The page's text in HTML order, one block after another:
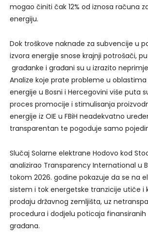
mogao činiti čak 12% od iznosa računa
energiju.
Dok troškove naknade za subvencije u
izvora energije snose krajnji potrošači,
građanke i građani su u izrazito
Analize koje prate probleme u
energije u Bosni i Hercegovini više puta
proces promocije i stimulisanja
energije iz OIE u FBiH neadekvatno
transparentan te pogoduje samo
Slučaj Solarne elektrane Hodovo kod
analizirao Transparency International u
tokom 2026. godine pokazuje da se na
sistem i tok energetske tranzicije utiče i
prodaju državnog zemljišta, uz
procedura i dodjelu poticaja
građana.